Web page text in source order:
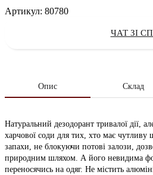
Артикул: 80780
ЧАТ ЗІ
Опис Склад
Натуральний дезодорант тривалої дії,
харчової соди для тих, хто має чутливу
запахи, не блокуючи потові залози,
природним шляхом. А його невидима
переносячись на одяг. Не містить